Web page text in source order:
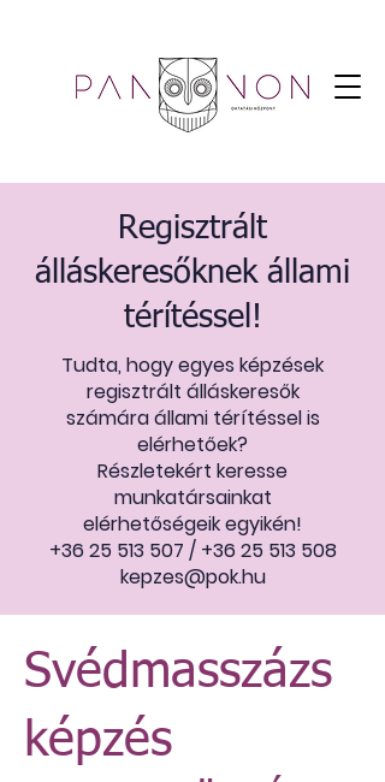
Regisztrált
álláskeresőknek állami
térítéssel!
Tudta, hogy egyes képzések
regisztrált álláskeresők
számára állami térítéssel is
elérhetőek?
Részletekért keresse
munkatársainkat
elérhetőségeik egyikén!
+36 25 513 507 / +36 25 513 508
kepzes@pok.hu
Svédmasszázs
képzés